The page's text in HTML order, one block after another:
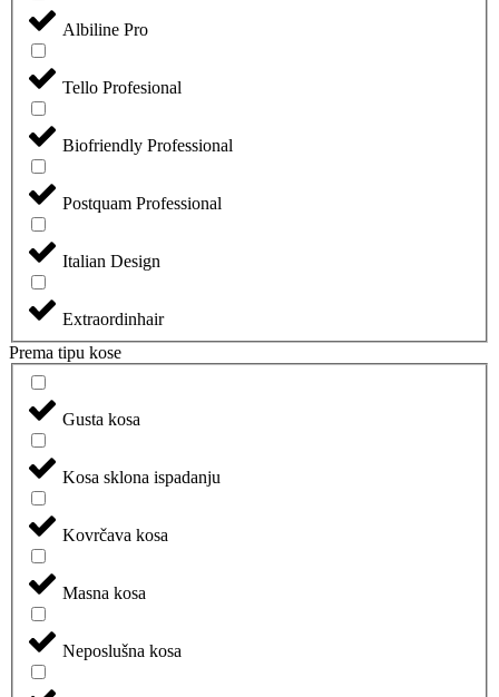
Albiline Pro
Tello Profesional
Biofriendly Professional
Postquam Professional
Italian Design
Extraordinhair
Prema tipu kose
Gusta kosa
Kosa sklona ispadanju
Kovrčava kosa
Masna kosa
Neposlušna kosa